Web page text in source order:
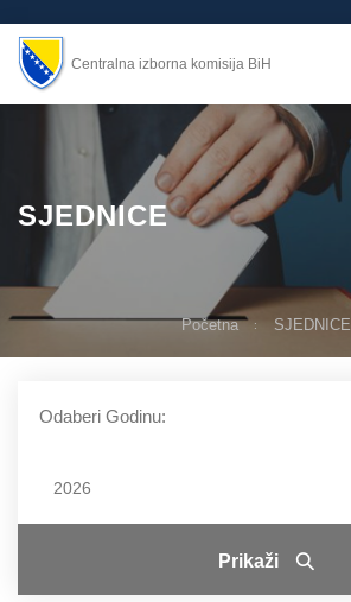
Centralna izborna komisija BiH
SJEDNICE
Početna SJEDNICE
Odaberi Godinu:
2026
Prikaži